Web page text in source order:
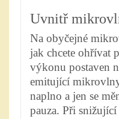
Uvnitř
Na obyčejné
jak chcete ohřívat
výkonu postaven
emitující
naplno a jen se
pauza. Při